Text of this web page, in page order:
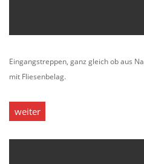
Eingangstreppen, ganz gleich ob aus
mit Fliesenbelag.
weiter